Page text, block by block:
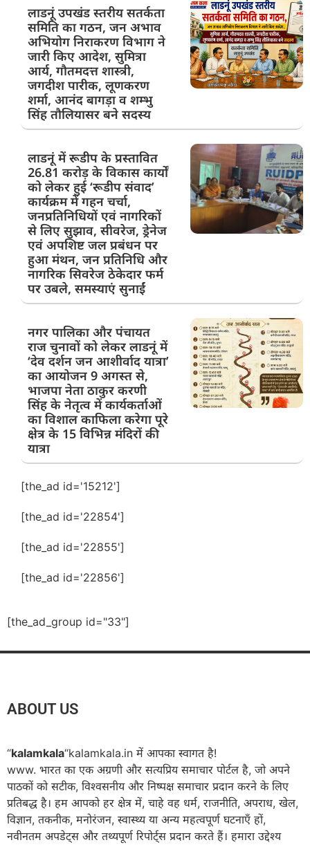
लाडनूं उपखंड स्तरीय सतर्कता
समिति का गठन, जन अभाव
अभियोग निराकरण विभाग ने
जारी किए आदेश, सुमित्रा
आर्य, गौतमदत्त शास्त्री,
जगदीश पारीक, लूणकरण
शर्मा, आनंद बागड़ा व शम्भु
सिंह तौलियासर बने सदस्य
लाडनूं में रूडीप के प्रस्तावित
26.81 करोड़ के विकास कार्यों
को लेकर हुई ‘रूडीप संवाद’
कार्यक्रम में गहन चर्चा,
जनप्रतिनिधियों एवं नागरिकों
से लिए सुझाव, सीवरेज, ड्रेनेज
एवं अपशिष्ट जल प्रबंधन पर
हुआ मंथन, जन प्रतिनिधि और
नागरिक सिवरेज ठेकेदार फर्म
पर उबले, समस्याएं सुनाईं
नगर पालिका और पंचायत
राज चुनावों को लेकर लाडनूं में
‘देव दर्शन जन आशीर्वाद यात्रा’
का आयोजन 9 अगस्त से,
भाजपा नेता ठाकुर करणी
सिंह के नेतृत्व में कार्यकर्ताओं
का विशाल काफिला करेगा पूरे
क्षेत्र के 15 विभिन्न मंदिरों की
यात्रा
[the_ad id='15212']
[the_ad id='22854']
[the_ad id='22855']
[the_ad id='22856']
[the_ad_group id="33"]
ABOUT US
“kalamkala“kalamkala.in में आपका स्वागत है!
www. भारत का एक अग्रणी और सत्यप्रिय समाचार पोर्टल है, जो अपने
पाठकों को सटीक, विश्वसनीय और निष्पक्ष समाचार प्रदान करने के लिए
प्रतिबद्ध है। हम आपको हर क्षेत्र में, चाहे वह धर्म, राजनीति, अपराध, खेल,
विज्ञान, तकनीक, मनोरंजन, स्वास्थ्य या अन्य महत्वपूर्ण घटनाएँ हों,
नवीनतम अपडेट्स और तथ्यपूर्ण रिपोर्ट्स प्रदान करते हैं। हमारा उद्देश्य